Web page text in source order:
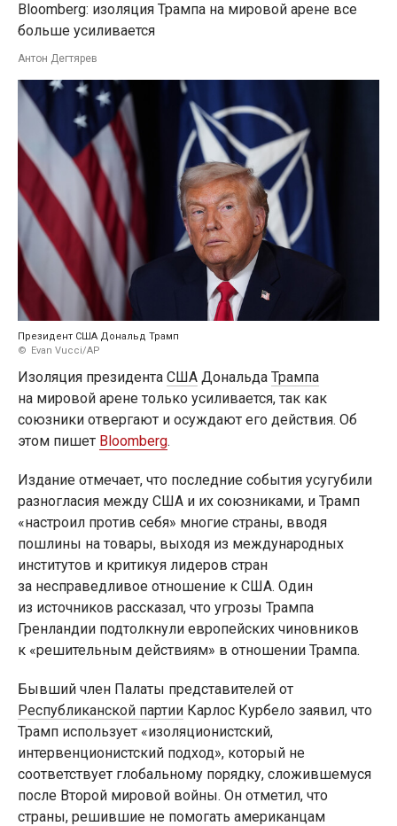
Bloomberg: изоляция Трампа на мировой арене все
больше усиливается
Антон Дегтярев
Президент США Дональд Трамп
Evan Vucci/AP
Изоляция президента США Дональда Трампа
на мировой арене только усиливается, так как
союзники отвергают и осуждают его действия. Об
этом пишет Bloomberg.
Издание отмечает, что последние события усугубили
разногласия между США и их союзниками, и Трамп
«настроил против себя» многие страны, вводя
пошлины на товары, выходя из международных
институтов и критикуя лидеров стран
за несправедливое отношение к США. Один
из источников рассказал, что угрозы Трампа
Гренландии подтолкнули европейских чиновников
к «решительным действиям» в отношении Трампа.
Бывший член Палаты представителей от
Республиканской партии Карлос Курбело заявил, что
Трамп использует «изоляционистский,
интервенционистский подход», который не
соответствует глобальному порядку, сложившемуся
после Второй мировой войны. Он отметил, что
страны, решившие не помогать американцам